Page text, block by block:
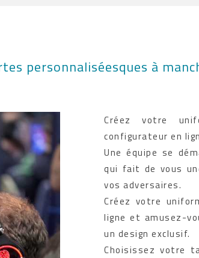
personnaliséesques à
Créez votre
configurateur en
Une équipe se
qui fait de vous
vos adversaires.
Créez votre
ligne et amusez-
un design exclusif.
Choisissez votre